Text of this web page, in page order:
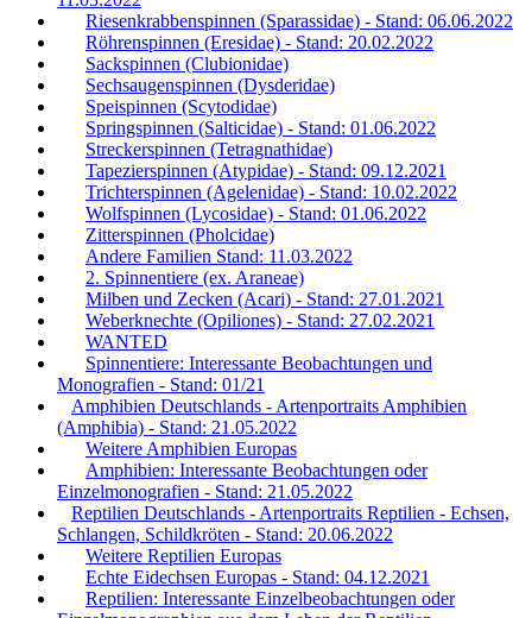
Riesenkrabbenspinnen (Sparassidae) - Stand: 06.06.2022
Röhrenspinnen (Eresidae) - Stand: 20.02.2022
Sackspinnen (Clubionidae)
Sechsaugenspinnen (Dysderidae)
Speispinnen (Scytodidae)
Springspinnen (Salticidae) - Stand: 01.06.2022
Streckerspinnen (Tetragnathidae)
Tapezierspinnen (Atypidae) - Stand: 09.12.2021
Trichterspinnen (Agelenidae) - Stand: 10.02.2022
Wolfspinnen (Lycosidae) - Stand: 01.06.2022
Zitterspinnen (Pholcidae)
Andere Familien Stand: 11.03.2022
2. Spinnentiere (ex. Araneae)
Milben und Zecken (Acari) - Stand: 27.01.2021
Weberknechte (Opiliones) - Stand: 27.02.2021
WANTED
Spinnentiere: Interessante Beobachtungen und
Monografien - Stand: 01/21
Amphibien Deutschlands - Artenportraits Amphibien
(Amphibia) - Stand: 21.05.2022
Weitere Amphibien Europas
Amphibien: Interessante Beobachtungen oder
Einzelmonografien - Stand: 21.05.2022
Reptilien Deutschlands - Artenportraits Reptilien - Echsen,
Schlangen, Schildkröten - Stand: 20.06.2022
Weitere Reptilien Europas
Echte Eidechsen Europas - Stand: 04.12.2021
Reptilien: Interessante Einzelbeobachtungen oder